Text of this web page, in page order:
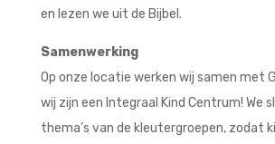
en lezen we uit de Bijbel.
Samenwerking
Op onze locatie werken wij samen met
wij zijn een Integraal Kind Centrum! We
thema’s van de kleutergroepen, zodat